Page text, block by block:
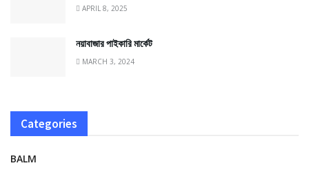
APRIL 8, 2025
নয়াবাজার পাইকারি মার্কেট
MARCH 3, 2024
Categories
BALM